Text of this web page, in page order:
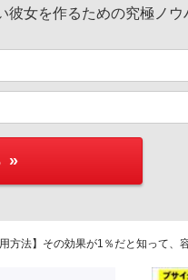
彼女を作るための究極ノウ
用方法】その効果が1％だと知って、